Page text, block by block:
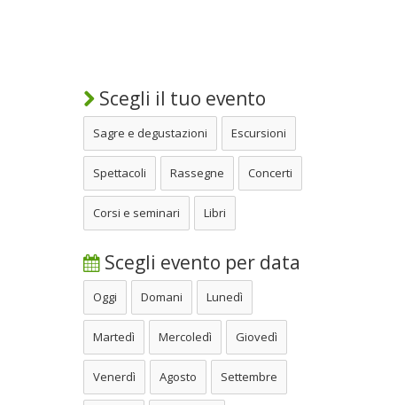
Scegli il tuo evento
Sagre e degustazioni Escursioni
Spettacoli Rassegne Concerti
Corsi e seminari Libri
Scegli evento per data
Oggi Domani Lunedì
Martedì Mercoledì Giovedì
Venerdì Agosto Settembre